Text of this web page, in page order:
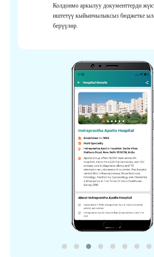
Колдонмо аркылуу документтерди
иштетүү кыйынчылыксыз бюджетке
берүүлөр.